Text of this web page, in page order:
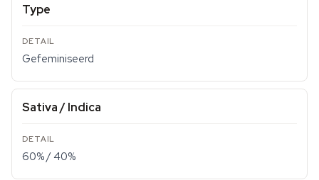
Type
Gefeminiseerd
Sativa / Indica
60% / 40%